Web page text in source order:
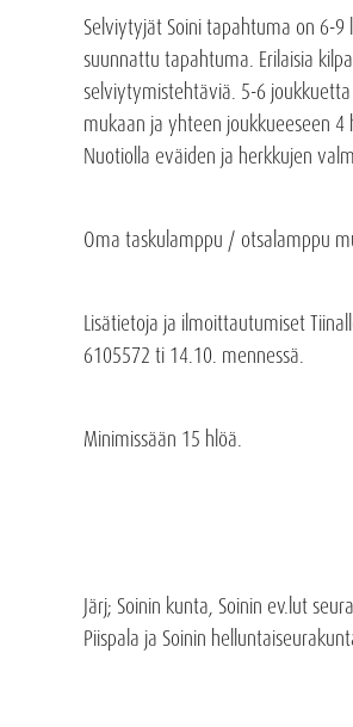
Selviytyjät Soini tapahtuma on 6-9
suunnattu tapahtuma. Erilaisia
selviytymistehtäviä. 5-6
mukaan ja yhteen joukkueeseen 4
Nuotiolla eväiden ja herkkujen
Oma taskulamppu / otsalamppu
Lisätietoja ja ilmoittautumiset
6105572 ti 14.10. mennessä.
Minimissään 15 hlöä.
Järj; Soinin kunta, Soinin ev.lut
Piispala ja Soinin